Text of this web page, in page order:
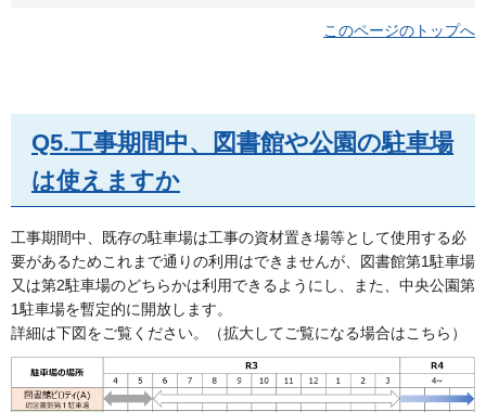
このページのトップへ
Q5.工事期間中、図書館や公園の駐車場
は使えますか
工事期間中、既存の駐車場は工事の資材置き場等として使用する必
要があるためこれまで通りの利用はできませんが、図書館第1駐車場
又は第2駐車場のどちらかは利用できるようにし、また、中央公園第
1駐車場を暫定的に開放します。
詳細は下図をご覧ください。（拡大してご覧になる場合はこちら）